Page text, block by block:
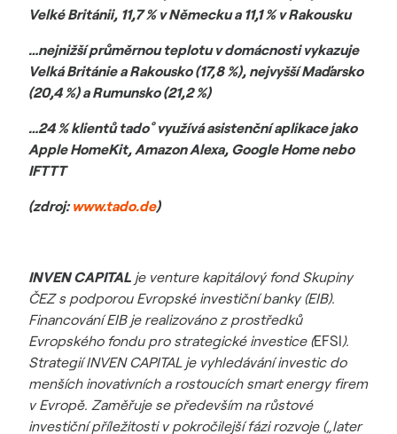
Velké Británii, 11,7 % v Německu a 11,1 % v Rakousku
…nejnižší průměrnou teplotu v domácnosti vykazuje
Velká Británie a Rakousko (17,8 %), nejvyšší Maďarsko
(20,4 %) a Rumunsko (21,2 %)
…24 % klientů tado˚ využívá asistenční aplikace jako
Apple HomeKit, Amazon Alexa, Google Home nebo
IFTTT
(zdroj: www.tado.de)
INVEN CAPITAL je venture kapitálový fond Skupiny
ČEZ s podporou Evropské investiční banky (EIB).
Financování EIB je realizováno z prostředků
Evropského fondu pro strategické investice (EFSI).
Strategií INVEN CAPITAL je vyhledávání investic do
menších inovativních a rostoucích smart energy firem
v Evropě. Zaměřuje se především na růstové
investiční příležitosti v pokročilejší fázi rozvoje („later